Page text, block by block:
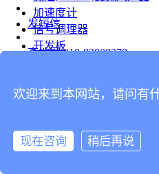
加速度计
信号调理器
开发板
台式仪表
连接器
发短信
查地图 010-82888379
分享
欢迎来到本网站，请问有
现在咨询 稍后再说